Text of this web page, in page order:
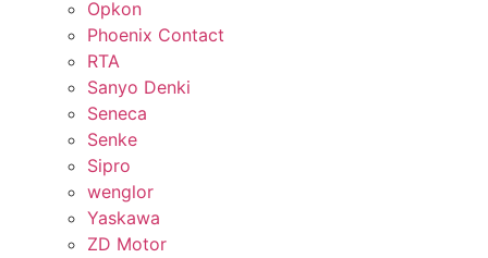
Opkon
Phoenix Contact
RTA
Sanyo Denki
Seneca
Senke
Sipro
wenglor
Yaskawa
ZD Motor